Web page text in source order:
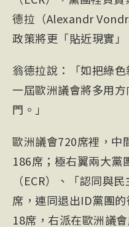
德拉（Alexandr
政策將更「貼近現實」
翁德拉說：「如把綠
一屆歐洲議會將多用
門。」
歐洲議會720席裡，中
186席；極右翼兩大黨
（ECR）、「認同與
席，連同退出ID黨團
18席，右派在歐洲議